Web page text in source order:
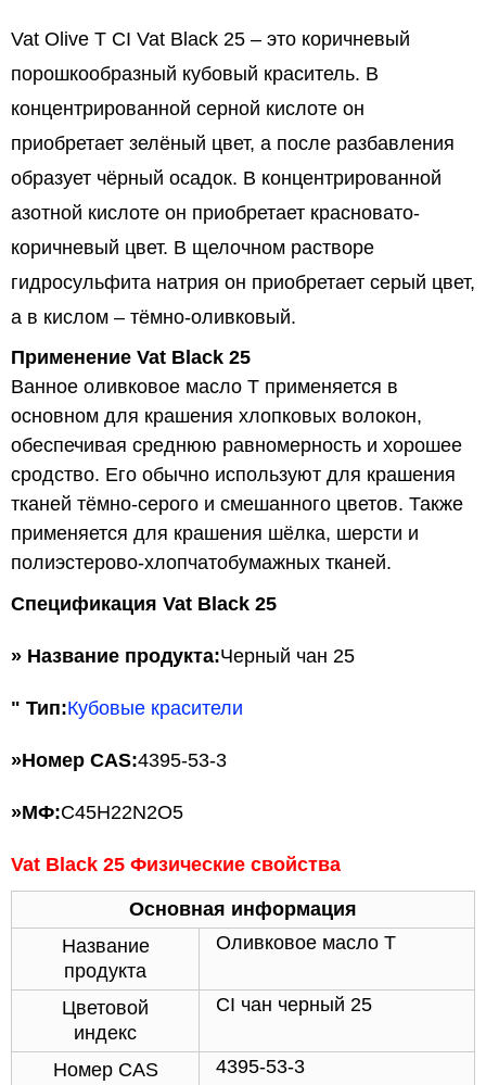
Vat Olive T CI Vat Black 25 – это коричневый
порошкообразный кубовый краситель. В
концентрированной серной кислоте он
приобретает зелёный цвет, а после разбавления
образует чёрный осадок. В концентрированной
азотной кислоте он приобретает красновато-
коричневый цвет. В щелочном растворе
гидросульфита натрия он приобретает серый цвет,
а в кислом – тёмно-оливковый.
Применение Vat Black 25
Ванное оливковое масло T применяется в
основном для крашения хлопковых волокон,
обеспечивая среднюю равномерность и хорошее
сродство. Его обычно используют для крашения
тканей тёмно-серого и смешанного цветов. Также
применяется для крашения шёлка, шерсти и
полиэстерово-хлопчатобумажных тканей.
Спецификация Vat Black 25
» Название продукта:Черный чан 25
" Тип:Кубовые красители
»Номер CAS:4395-53-3
»МФ:C45H22N2O5
Vat Black 25 Физические свойства
Основная информация
Название
продукта
Оливковое масло T
Цветовой
индекс
CI чан черный 25
Номер CAS 4395-53-3